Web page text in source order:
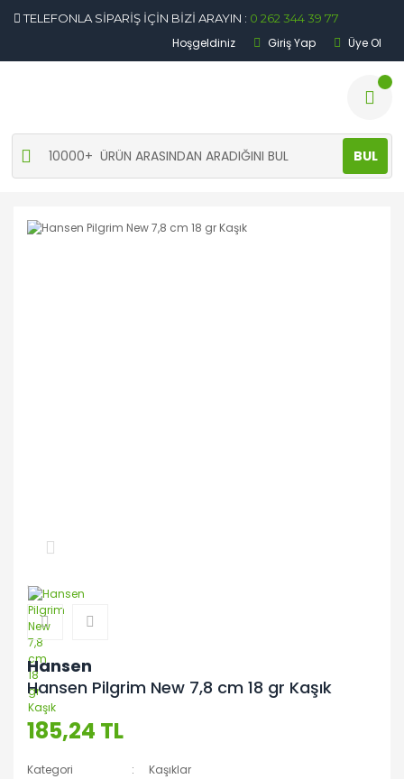
TELEFONLA SİPARİŞ İÇİN BİZİ ARAYIN : 0 262 344 39 77
Hoşgeldiniz Giriş Yap Üye Ol
BUL
Hansen
Hansen Pilgrim New 7,8 cm 18 gr Kaşık
185,24 TL
Kategori
Kaşıklar